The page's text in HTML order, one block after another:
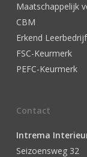
Maatschappelijk
CBM
Erkend Leerbedrijf
FSC-Keurmerk
PEFC-Keurmerk
Contact
Intrema
Seizoensweg 32